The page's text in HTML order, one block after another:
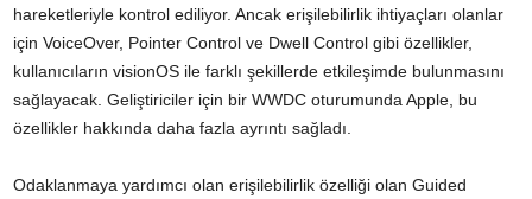
hareketleriyle kontrol ediliyor. Ancak erişilebilirlik ihtiyaçları olanlar
için VoiceOver, Pointer Control ve Dwell Control gibi özellikler,
kullanıcıların visionOS ile farklı şekillerde etkileşimde bulunmasını
sağlayacak. Geliştiriciler için bir WWDC oturumunda Apple, bu
özellikler hakkında daha fazla ayrıntı sağladı.
Odaklanmaya yardımcı olan erişilebilirlik özelliği olan Guided